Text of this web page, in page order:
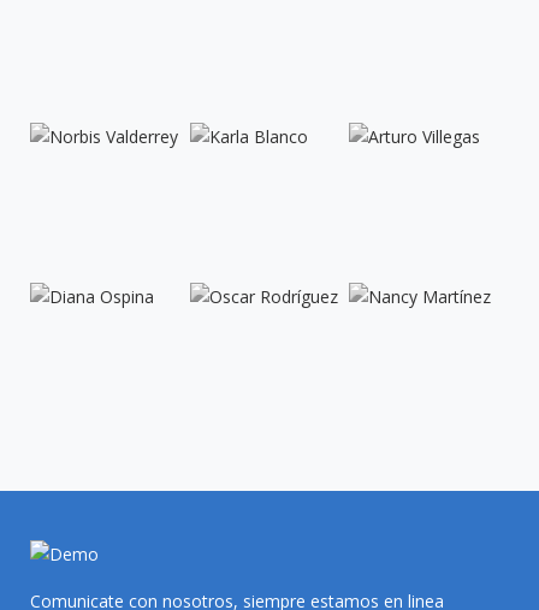
Comunicate con nosotros, siempre estamos en linea